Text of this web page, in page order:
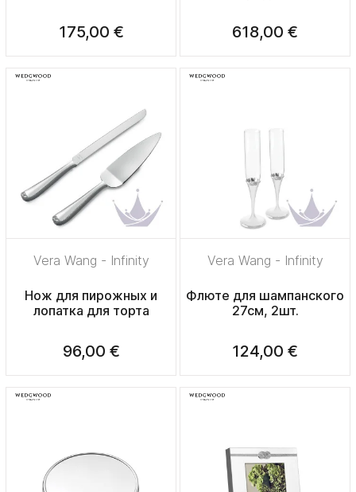
175,00 € 618,00 €
Vera Wang - Infinity
Нож для пирожных и
лопатка для торта
96,00 €
Vera Wang - Infinity
Флюте для шампанского
27см, 2шт.
124,00 €